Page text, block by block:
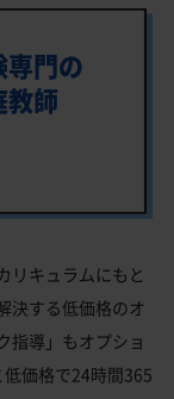
門の
教師
リキュラムにもと
決する低価格のオ
指導」もオプショ
価格で24時間365